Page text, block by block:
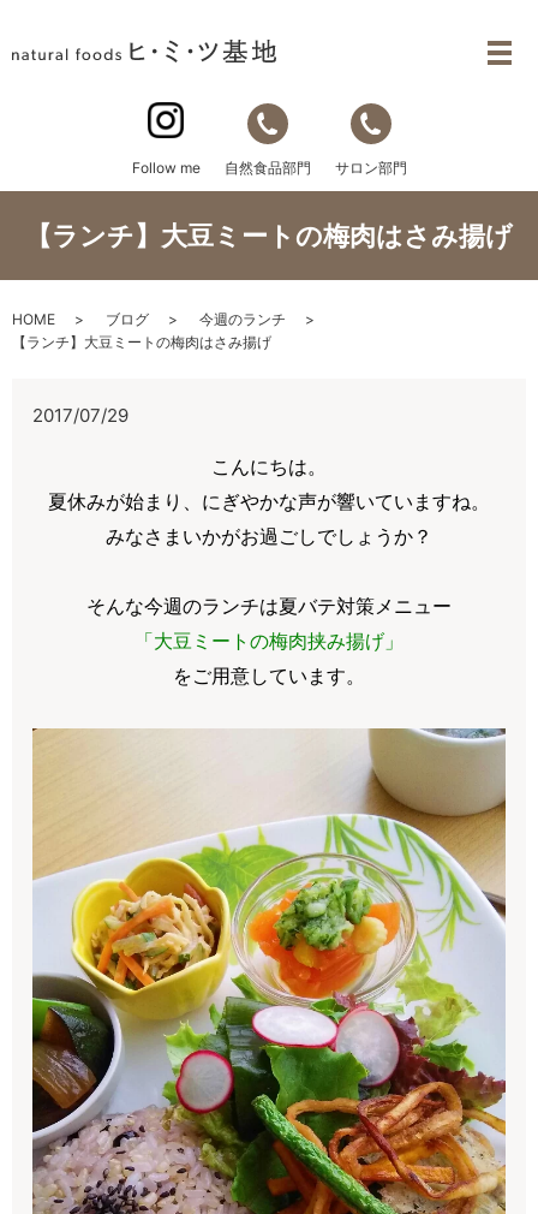
Follow me 自然食品部門 サロン部門
【ランチ】大豆ミートの梅肉はさみ揚げ
HOME ブログ
今週のランチ
【ランチ】大豆ミートの梅肉はさみ揚げ
2017/07/29
こんにちは。
夏休みが始まり、にぎやかな声が響いていますね。
みなさまいかがお過ごしでしょうか？
そんな今週のランチは夏バテ対策メニュー
「大豆ミートの梅肉挟み揚げ」
をご用意しています。